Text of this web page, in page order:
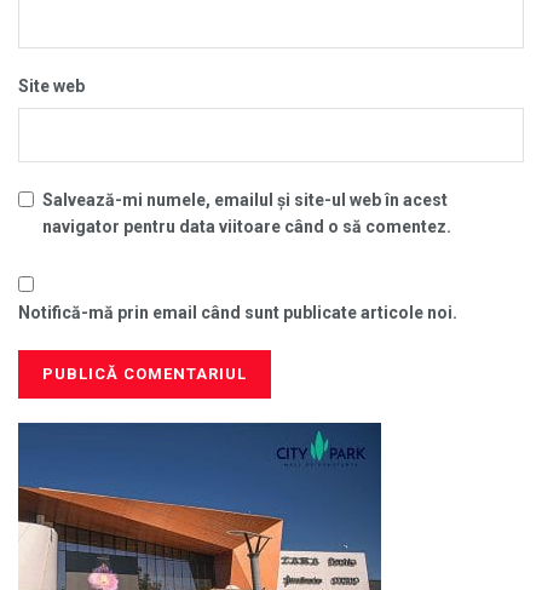
Site web
Salvează-mi numele, emailul și site-ul web în acest
navigator pentru data viitoare când o să comentez.
Notifică-mă prin email când sunt publicate articole noi.